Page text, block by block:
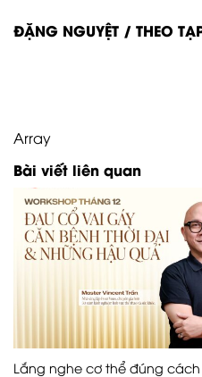
ĐẶNG NGUYỆT / THEO
Array
Bài viết liên quan
Lắng nghe cơ thể đúng